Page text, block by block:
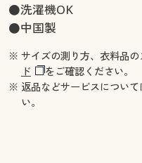
●洗濯機OK
●中国製
※ サイズの測り方、衣料品の
ド
をご確認ください。
※ 返品などサービスについて
い。